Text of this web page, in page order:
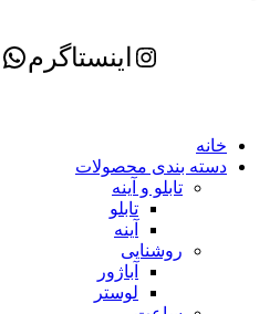
اینستاگرم
خانه
دسته بندی محصولات
تابلو و آینه
تابلو
آینه
روشنایی
آباژور
لوستر